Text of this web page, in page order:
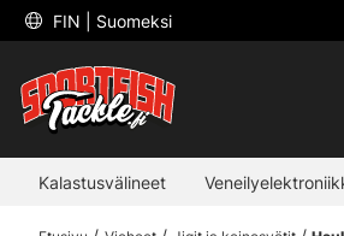
FIN | Suomeksi
Kalastusvälineet